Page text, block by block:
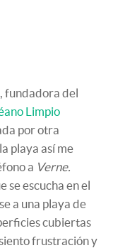
fundadora del
Limpio
por otra
playa así me
a Verne.
se escucha en el
a una playa de
cubiertas
frustración y